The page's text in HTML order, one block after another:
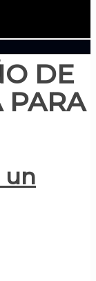
DE
PARA
un